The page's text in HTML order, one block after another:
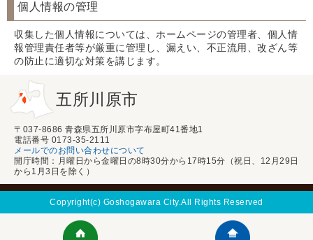
個人情報の管理
収集した個人情報については、ホームページの管理者、個人情
報管理責任者等が厳重に管理し、漏えい、不正流用、改ざん等
の防止に適切な対策を講じます。
五所川原市
〒037-8686 青森県五所川原市字布屋町41番地1
電話番号 0173-35-2111
メールでのお問い合わせについて
開庁時間：月曜日から金曜日の8時30分から17時15分（祝日、12月29日
から1月3日を除く）
Copyright(c) Goshogawara City.All Rights Reserved